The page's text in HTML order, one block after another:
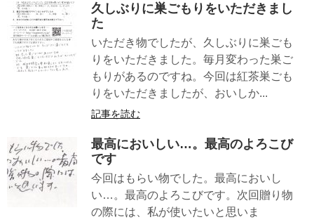
久しぶりに巣ごもりをいただきまし
た
いただき物でしたが、久しぶりに巣ごも
りをいただきました。毎月変わった巣ご
もりがあるのですね。今回は紅茶巣ごも
りをいただきましたが、おいしか...
記事を読む
最高においしい…。最高のよろこび
です
今回はもらい物でした。最高においし
い…。最高のよろこびです。次回贈り物
の際には、私が使いたいと思いま